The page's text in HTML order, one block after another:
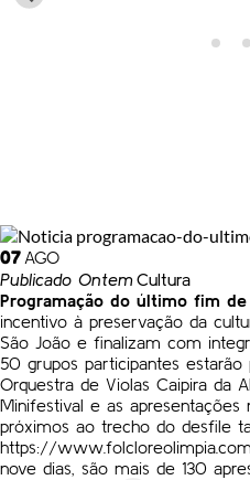
07 AGO
Publicado OntemCultura
Programação do último fim de
incentivo à preservação da
São João e finalizam com
50 grupos participantes
Orquestra de Violas Caipira da
Minifestival e as apresentações
próximos ao trecho do desfile
https://
nove dias, são mais de 130